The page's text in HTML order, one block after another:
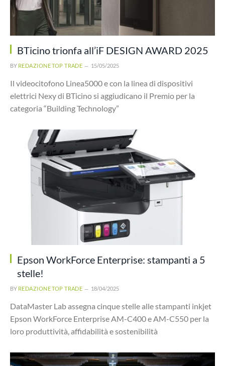
BTicino trionfa all’iF DESIGN AWARD 2025
BY REDAZIONE TOP TRADE 15/05/2025
Il videocitofono Linea5000 e con la linea di dispositivi
elettrici Nexy di BTicino si aggiudicano il Premio per la
categoria “Building Technology”
Epson WorkForce Enterprise: stampanti a 5
stelle!
BY REDAZIONE TOP TRADE 18/04/2025
DataMaster Lab assegna cinque stelle alle stampanti inkjet
Epson WorkForce Enterprise AM-C400 e AM-C550 per la
loro produttività, affidabilità e sostenibilità